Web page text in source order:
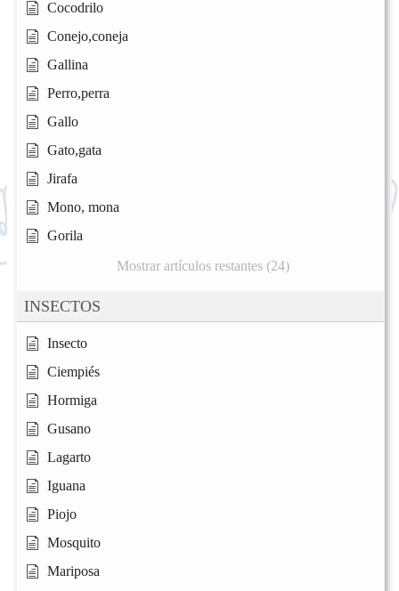
Cocodrilo
Conejo,coneja
Gallina
Perro,perra
Gallo
Gato,gata
Jirafa
Mono, mona
Gorila
Mostrar artículos restantes (24)
INSECTOS
Insecto
Ciempiés
Hormiga
Gusano
Lagarto
Iguana
Piojo
Mosquito
Mariposa